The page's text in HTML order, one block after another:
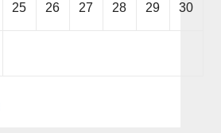
25 26 27 28 29 30